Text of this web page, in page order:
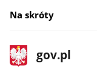
Na skróty
stopka
gov.pl
Strona
gov.pl